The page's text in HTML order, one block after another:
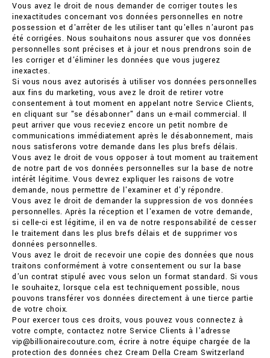
Vous avez le droit de nous demander de corriger toutes les
inexactitudes concernant vos données personnelles en notre
possession et d'arrêter de les utiliser tant qu'elles n'auront pas
été corrigées. Nous souhaitons nous assurer que vos données
personnelles sont précises et à jour et nous prendrons soin de
les corriger et d'éliminer les données que vous jugerez
inexactes.
Si vous nous avez autorisés à utiliser vos données personnelles
aux fins du marketing, vous avez le droit de retirer votre
consentement à tout moment en appelant notre Service Clients,
en cliquant sur "se désabonner" dans un e-mail commercial. Il
peut arriver que vous receviez encore un petit nombre de
communications immédiatement après le désabonnement, mais
nous satisferons votre demande dans les plus brefs délais.
Vous avez le droit de vous opposer à tout moment au traitement
de notre part de vos données personnelles sur la base de notre
intérêt légitime. Vous devrez expliquer les raisons de votre
demande, nous permettre de l'examiner et d'y répondre.
Vous avez le droit de demander la suppression de vos données
personnelles. Après la réception et l'examen de votre demande,
si celle-ci est légitime, il en va de notre responsabilité de cesser
le traitement dans les plus brefs délais et de supprimer vos
données personnelles.
Vous avez le droit de recevoir une copie des données que nous
traitons conformément à votre consentement ou sur la base
d'un contrat stipulé avec vous selon un format standard. Si vous
le souhaitez, lorsque cela est techniquement possible, nous
pouvons transférer vos données directement à une tierce partie
de votre choix.
Pour exercer tous ces droits, vous pouvez vous connectez à
votre compte, contactez notre Service Clients à l'adresse
vip@billionairecouture.com, écrire à notre équipe chargée de la
protection des données chez Cream Della Cream Switzerland